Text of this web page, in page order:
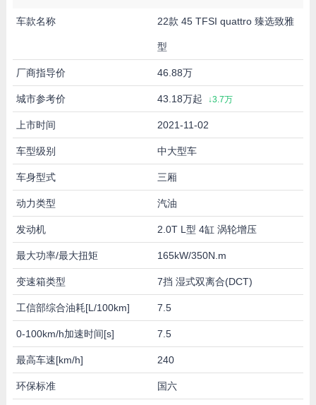
车款名称 22款 45 TFSI quattro 臻选致雅
型
厂商指导价 46.88万
城市参考价 43.18万起 ↓3.7万
上市时间 2021-11-02
车型级别 中大型车
车身型式 三厢
动力类型 汽油
发动机 2.0T L型 4缸 涡轮增压
最大功率/最大扭矩 165kW/350N.m
变速箱类型 7挡 湿式双离合(DCT)
工信部综合油耗[L/100km] 7.5
0-100km/h加速时间[s] 7.5
最高车速[km/h] 240
环保标准 国六